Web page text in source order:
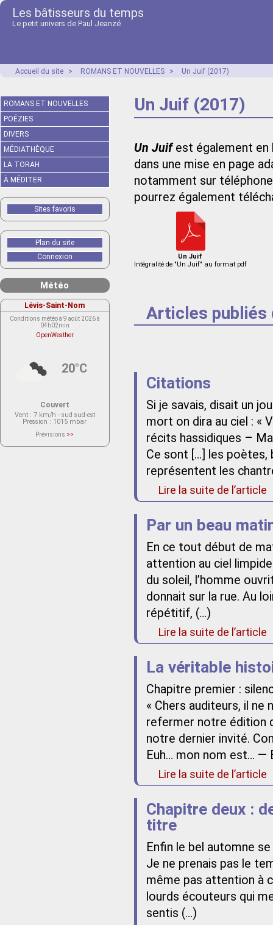
Les bâtisseurs du temps
Le petit univers de Paul Jeanzé
Accueil du site > ROMANS ET NOUVELLES > Un Juif (2017)
Un Juif (2017)
Un Juif est également
dans une mise en page
notamment sur
pourrez également
Un Juif
Intégralité de "Un Juif" au format pdf
Articles publiés
Citations
Si je savais, disait un
mort on dira au ciel : «
récits hassidiques –
Ce sont […] les poètes,
représentent les
Lire la suite de l’article
Par un beau
En ce tout début de
attention au ciel
du soleil, l’homme
donnait sur la rue. Au
répétitif, (…)
Lire la suite de l’article
La véritable
Chapitre premier :
« Chers auditeurs, il ne
refermer notre édition
notre dernier invité.
Euh… mon nom est… —
Lire la suite de l’article
Chapitre deux :
titre
Enfin le bel automne
Je ne prenais pas le
même pas attention à
lourds écouteurs qui
sentis (…)
ROMANS ET NOUVELLES
POÉZIES
DIVERS
MÉDIATHÈQUE
LA TORAH
À MÉDITER
Sites favoris
Plan du site
Connexion
Météo
Lévis-Saint-Nom
Conditions météo à 9 août 2026 à
04h02min
OpenWeather
20°C
Couvert
Vent : 7 km/h - sud sud-est
Pression : 1015 mbar
Prévisions >>
actuellement aucune prévision